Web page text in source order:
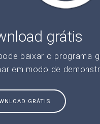
grátis
baixar o programa
em modo de
GRÁTIS